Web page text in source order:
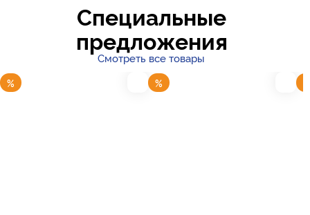
Специальные
предложения
Смотреть все товары
% %